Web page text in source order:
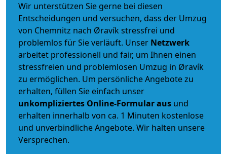
Wir unterstützen Sie gerne bei diesen
Entscheidungen und versuchen, dass der Umzug
von Chemnitz nach Øravík stressfrei und
problemlos für Sie verläuft. Unser Netzwerk
arbeitet professionell und fair, um Ihnen einen
stressfreien und problemlosen Umzug in Øravík
zu ermöglichen. Um persönliche Angebote zu
erhalten, füllen Sie einfach unser
unkompliziertes Online-Formular aus und
erhalten innerhalb von ca. 1 Minuten kostenlose
und unverbindliche Angebote. Wir halten unsere
Versprechen.